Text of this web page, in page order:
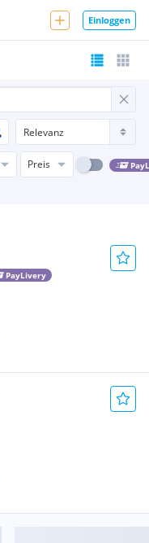
Einloggen
Preis
PayLivery